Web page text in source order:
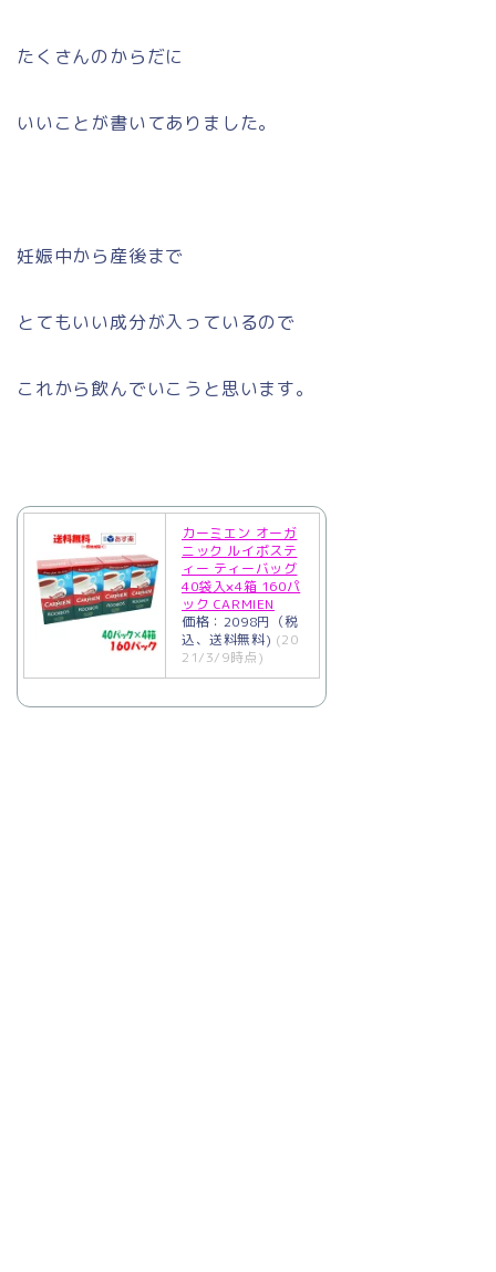
たくさんのからだに
いいことが書いてありました。
妊娠中から産後まで
とてもいい成分が入っているので
これから飲んでいこうと思います。
カーミエン オーガ
ニック ルイボステ
ィー ティーバッグ
40袋入×4箱 160パ
ック CARMIEN
価格：2098円（税
込、送料無料) (20
21/3/9時点)